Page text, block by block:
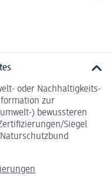
oder Nachhaltigkeits-
zur
) bewussteren
Siegel